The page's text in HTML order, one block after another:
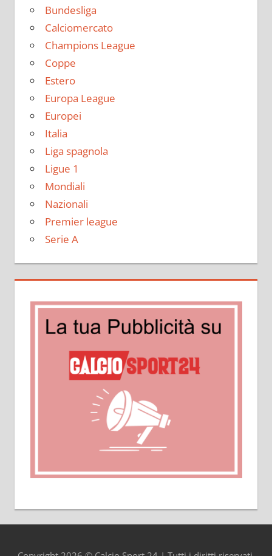
Bundesliga
Calciomercato
Champions League
Coppe
Estero
Europa League
Europei
Italia
Liga spagnola
Ligue 1
Mondiali
Nazionali
Premier league
Serie A